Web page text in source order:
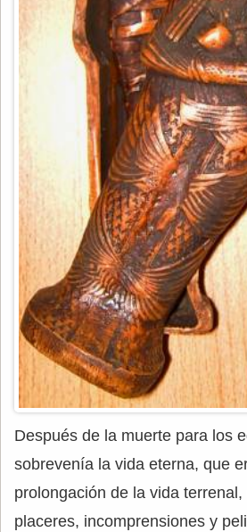
Después de la muerte para los
sobrevenía la vida eterna, que
prolongación de la vida
placeres, incomprensiones y